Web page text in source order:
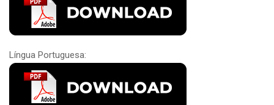
Língua Portuguesa: